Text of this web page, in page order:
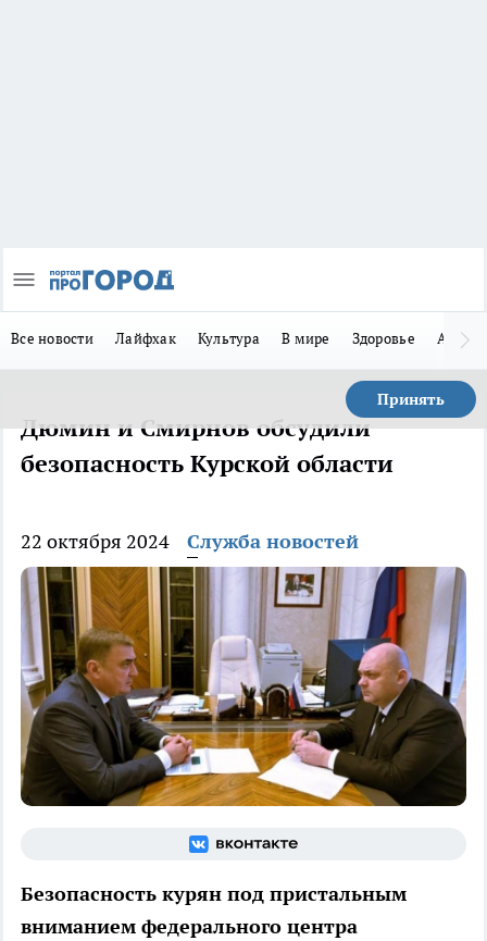
Все новости Лайфхак Культура В мире Здоровье Авто
Принять
Дюмин и Смирнов обсудили
безопасность Курской области
22 октября 2024 Служба новостей
Безопасность курян под пристальным
вниманием федерального центра